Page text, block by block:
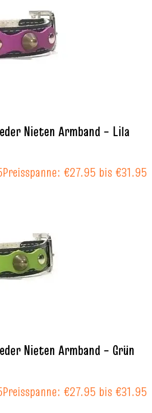
Nieten Armband – Lila
Preisspanne: €27.95 bis €31.95
Nieten Armband – Grün
Preisspanne: €27.95 bis €31.95